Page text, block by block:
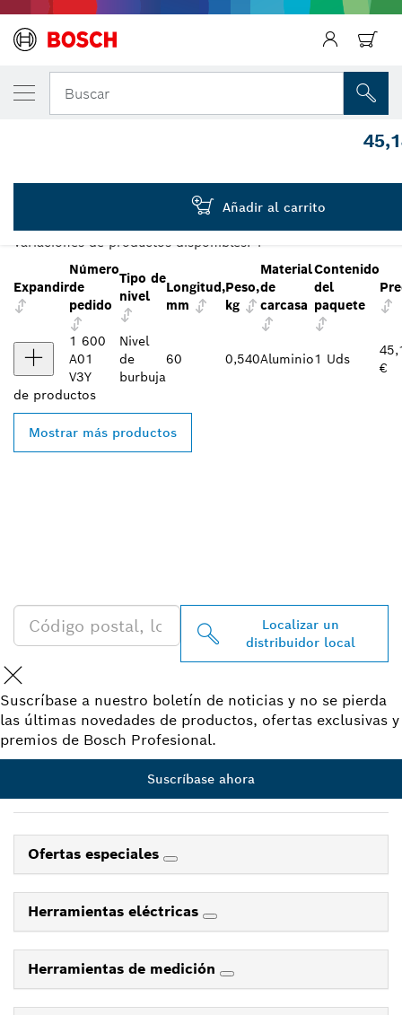
Buscar
TU VARIANTE SELECCIONADA
Nivel de burbuja MPP de 60 cm
1 600 A01 V3Y
Añadir al carrito
RESUMEN DE VARIANTES
Variaciones de productos disponibles: 1
Expandir
Número
de
pedido
Tipo de
nivel
Longitud,
mm
Peso,
kg
Material
de
carcasa
Contenido
del
paquete
1 600
A01
V3Y
Nivel
de
burbuja
60 0,540Aluminio1 Uds
€
de productos
Mostrar más productos
Localizar un
distribuidor local
Suscríbase a nuestro boletín de noticias y no se pierda
las últimas novedades de productos, ofertas exclusivas y
premios de Bosch Profesional.
Suscríbase ahora
Ofertas especiales
Herramientas eléctricas
Herramientas de medición